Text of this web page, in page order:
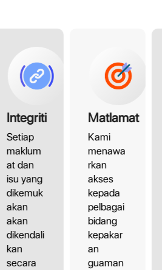
Integriti
Setiap
maklum
at dan
isu yang
dikemuk
akan
akan
dikendali
kan
secara
Matlamat
Kami
menawa
rkan
akses
kepada
pelbagai
bidang
kepakar
an
guaman